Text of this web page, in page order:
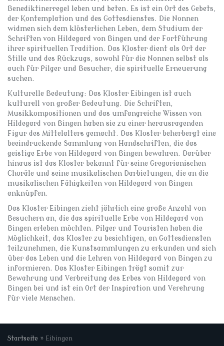
Benediktinerregel leben und beten. Es ist ein Ort des Gebets,
der Kontemplation und des Gottesdienstes. Die Nonnen
widmen sich dem klösterlichen Leben, dem Studium der
Schriften von Hildegard von Bingen und der Fortführung
ihrer spirituellen Tradition. Das Kloster dient als Ort der
Stille und des Rückzugs, sowohl für die Nonnen selbst als
auch für Pilger und Besucher, die spirituelle Erneuerung
suchen.
Kulturelle Bedeutung: Das Kloster Eibingen ist auch
kulturell von großer Bedeutung. Die Schriften,
Musikkompositionen und das umfangreiche Wissen von
Hildegard von Bingen haben sie zu einer herausragenden
Figur des Mittelalters gemacht. Das Kloster beherbergt eine
beeindruckende Sammlung von Handschriften, die das
geistige Erbe von Hildegard von Bingen bewahren. Darüber
hinaus ist das Kloster bekannt für seine Gregorianischen
Choräle und seine musikalischen Darbietungen, die an die
musikalischen Fähigkeiten von Hildegard von Bingen
anknüpfen.
Das Kloster Eibingen zieht jährlich eine große Anzahl von
Besuchern an, die das spirituelle Erbe von Hildegard von
Bingen erleben möchten. Pilger und Touristen haben die
Möglichkeit, das Kloster zu besichtigen, an Gottesdiensten
teilzunehmen, die Kunstsammlungen zu erkunden und sich
über das Leben und die Lehren von Hildegard von Bingen zu
informieren. Das Kloster Eibingen trägt somit zur
Bewahrung und Verbreitung des Erbes von Hildegard von
Bingen bei und ist ein Ort der Inspiration und Verehrung
für viele Menschen.
Startseite » Eibingen